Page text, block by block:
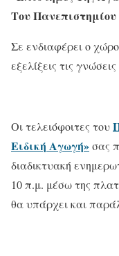
Του
Σε ενδιαφέρει ο
εξελίξεις τις
Οι τελειόφοιτες του
Ειδική Αγωγή»σας
διαδικτυακή
10 π.μ. μέσω της
θα υπάρχει και